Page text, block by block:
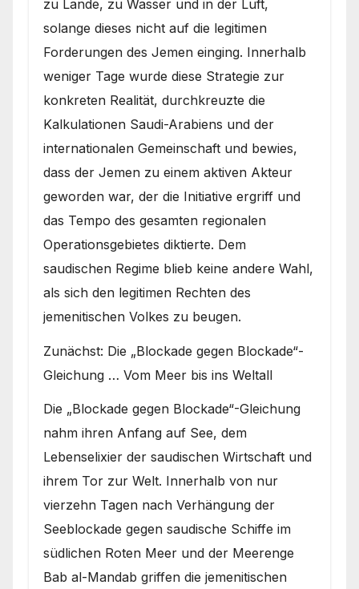
zu Lande, zu Wasser und in der Luft,
solange dieses nicht auf die legitimen
Forderungen des Jemen einging. Innerhalb
weniger Tage wurde diese Strategie zur
konkreten Realität, durchkreuzte die
Kalkulationen Saudi-Arabiens und der
internationalen Gemeinschaft und bewies,
dass der Jemen zu einem aktiven Akteur
geworden war, der die Initiative ergriff und
das Tempo des gesamten regionalen
Operationsgebietes diktierte. Dem
saudischen Regime blieb keine andere Wahl,
als sich den legitimen Rechten des
jemenitischen Volkes zu beugen.
Zunächst: Die „Blockade gegen Blockade“-
Gleichung … Vom Meer bis ins Weltall
Die „Blockade gegen Blockade“-Gleichung
nahm ihren Anfang auf See, dem
Lebenselixier der saudischen Wirtschaft und
ihrem Tor zur Welt. Innerhalb von nur
vierzehn Tagen nach Verhängung der
Seeblockade gegen saudische Schiffe im
südlichen Roten Meer und der Meerenge
Bab al-Mandab griffen die jemenitischen